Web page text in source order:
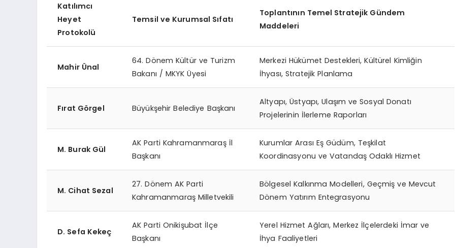
Katılımcı
Heyet
Protokolü
Temsil ve Kurumsal Sıfatı
Toplantının Temel Stratejik Gündem
Maddeleri
Mahir Ünal
64. Dönem Kültür ve Turizm
Bakanı / MKYK Üyesi
Merkezi Hükümet Destekleri, Kültürel Kimliğin
İhyası, Stratejik Planlama
Fırat Görgel Büyükşehir Belediye Başkanı
Altyapı, Üstyapı, Ulaşım ve Sosyal Donatı
Projelerinin İlerleme Raporları
M. Burak Gül
AK Parti Kahramanmaraş İl
Başkanı
Kurumlar Arası Eş Güdüm, Teşkilat
Koordinasyonu ve Vatandaş Odaklı Hizmet
M. Cihat Sezal
27. Dönem AK Parti
Kahramanmaraş Milletvekili
Bölgesel Kalkınma Modelleri, Geçmiş ve Mevcut
Dönem Yatırım Entegrasyonu
D. Sefa Kekeç
AK Parti Onikişubat İlçe
Başkanı
Yerel Hizmet Ağları, Merkez İlçelerdeki İmar ve
İhya Faaliyetleri